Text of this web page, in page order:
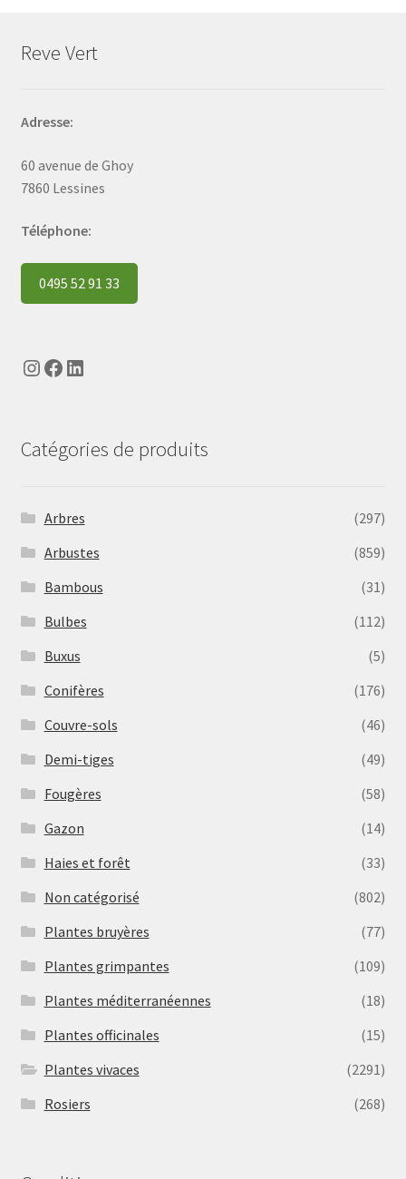
Reve Vert
Adresse:
60 avenue de Ghoy
7860 Lessines
Téléphone:
0495 52 91 33
Instagram
Facebook
LinkedIn
Catégories de produits
Arbres
(297)
Arbustes
(859)
Bambous
(31)
Bulbes
(112)
Buxus
(5)
Conifères
(176)
Couvre-sols
(46)
Demi-tiges
(49)
Fougères
(58)
Gazon
(14)
Haies et forêt
(33)
Non catégorisé
(802)
Plantes bruyères
(77)
Plantes grimpantes
(109)
Plantes méditerranéennes
(18)
Plantes officinales
(15)
Plantes vivaces
(2291)
Rosiers
(268)